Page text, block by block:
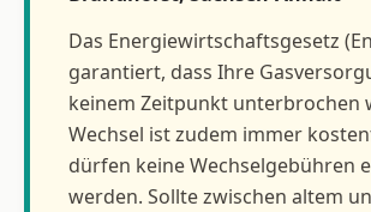
Das Energiewirtschaftsgesetz
garantiert, dass Ihre
keinem Zeitpunkt unterbrochen
Wechsel ist zudem immer
dürfen keine Wechselgebühren
werden. Sollte zwischen altem